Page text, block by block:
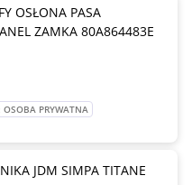
OSŁONA PASA
ZAMKA 80A864483E
OSOBA PRYWATNA
JDM SIMPA TITANE